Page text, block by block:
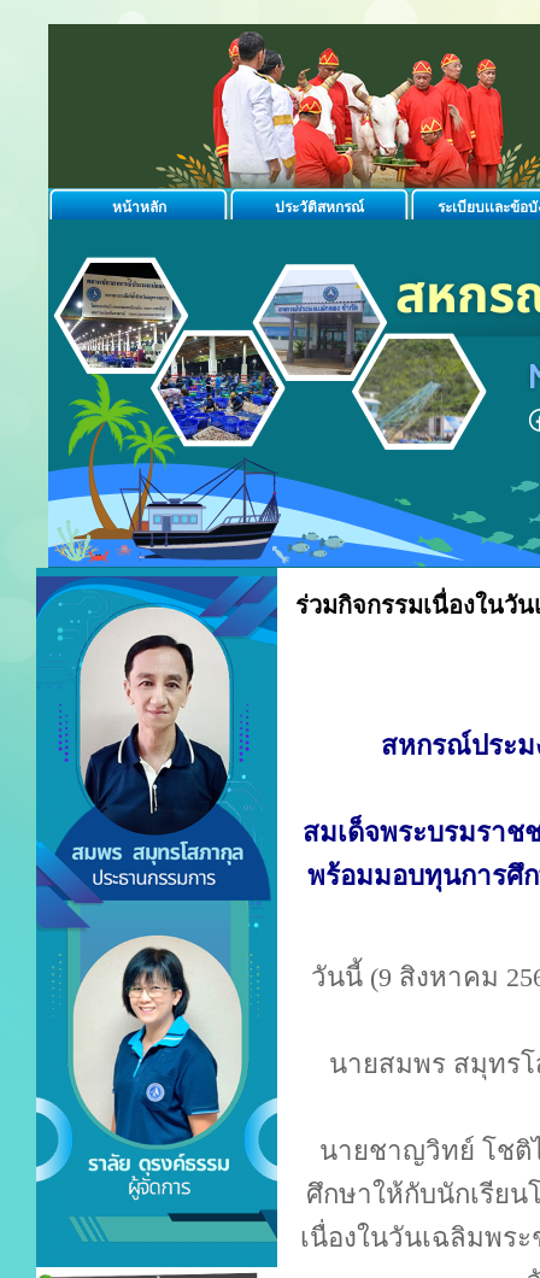
หน้าหลัก ประวัติสหกรณ์ ระเบียบเเละข้อ
ร่วมกิจกรรมเนื่องในวัน
สหกรณ์ประม
สมเด็จพระบรมราช
พร้อมมอบทุนการศึ
วันนี้ (9 สิงหาคม
นายสมพร สมุทร
นายชาญวิทย์ โชติ
ศึกษาให้กับนักเรีย
เนื่องในวันเฉลิมพร